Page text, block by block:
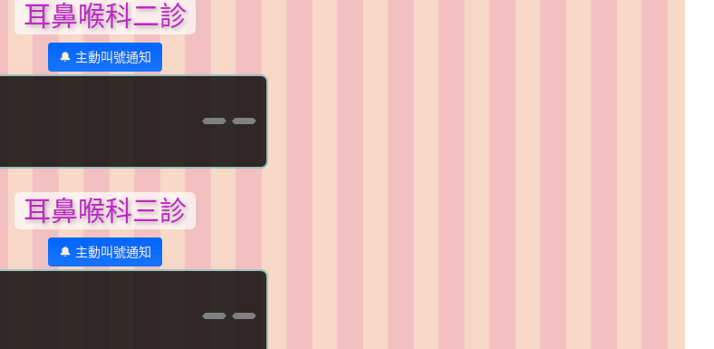
耳鼻喉科二診
🔔 主動叫號通知
--
耳鼻喉科三診
🔔 主動叫號通知
--